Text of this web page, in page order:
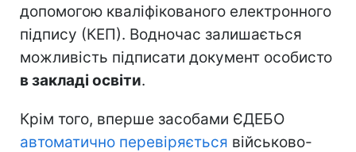
допомогою кваліфікованого електронного
підпису (КЕП). Водночас залишається
можливість підписати документ особисто
в закладі освіти.
Крім того, вперше засобами ЄДЕБО
автоматично перевіряється військово-